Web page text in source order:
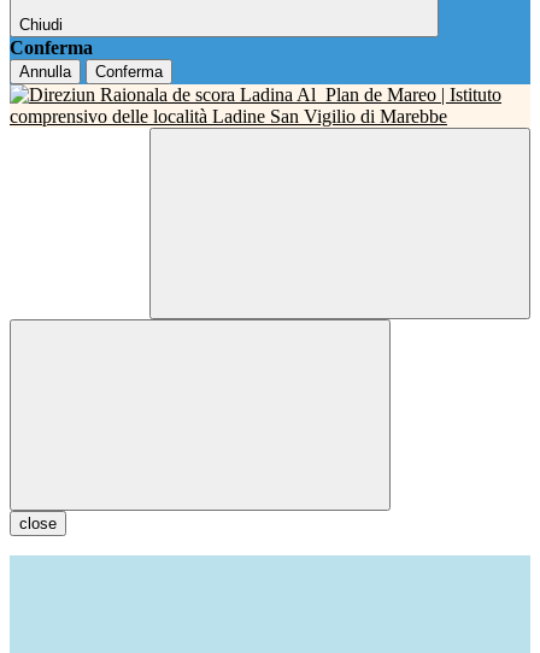
Chiudi
Conferma
Annulla Conferma
close